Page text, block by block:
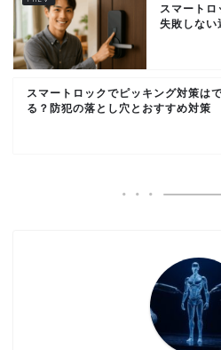
スマートロ
失敗しない
スマートロックでピッキング対策は
る？防犯の落とし穴とおすすめ対策